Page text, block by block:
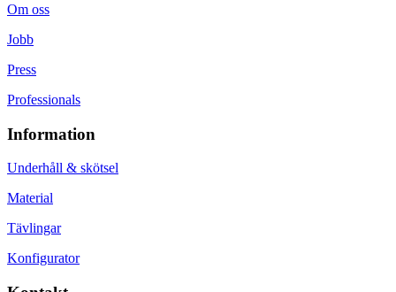
Om oss
Jobb
Press
Professionals
Information
Underhåll & skötsel
Material
Tävlingar
Konfigurator